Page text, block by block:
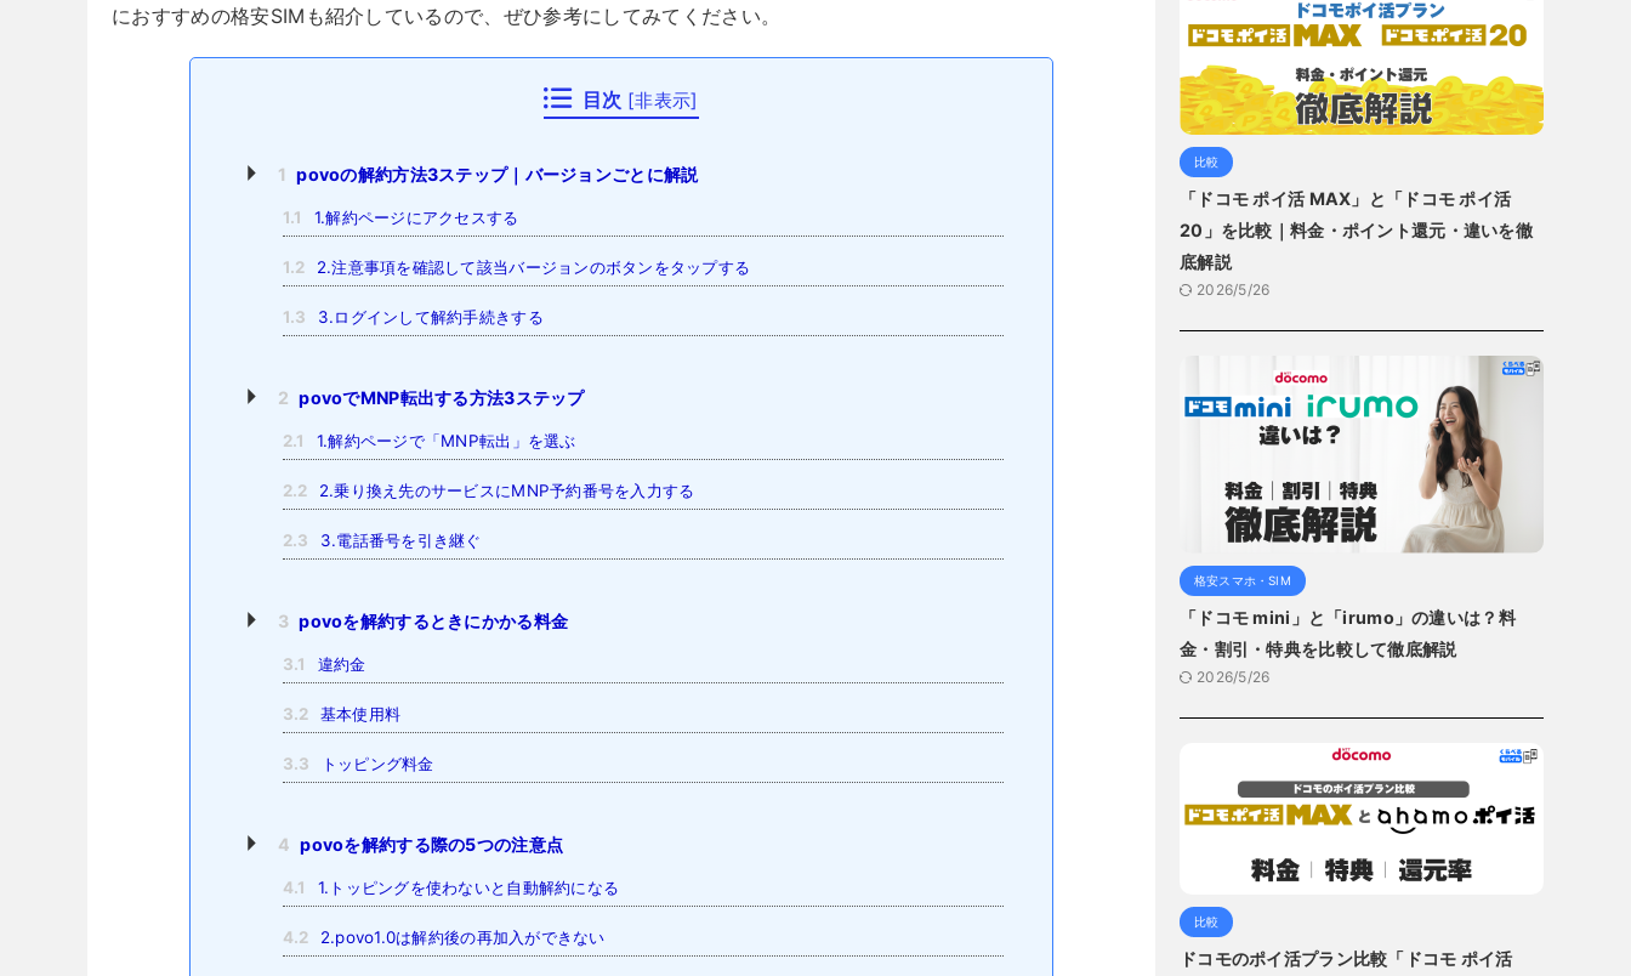
におすすめの格安SIMも紹介しているので、ぜひ参考にしてみてください。
目次 [非表示]
1 povoの解約方法3ステップ｜バージョンごとに解説
1.1 1.解約ページにアクセスする
1.2 2.注意事項を確認して該当バージョンのボタンをタップする
1.3 3.ログインして解約手続きする
2 povoでMNP転出する方法3ステップ
2.1 1.解約ページで「MNP転出」を選ぶ
2.2 2.乗り換え先のサービスにMNP予約番号を入力する
2.3 3.電話番号を引き継ぐ
3 povoを解約するときにかかる料金
3.1 違約金
3.2 基本使用料
3.3 トッピング料金
4 povoを解約する際の5つの注意点
4.1 1.トッピングを使わないと自動解約になる
4.2 2.povo1.0は解約後の再加入ができない
比較
「ドコモ ポイ活 MAX」と「ドコモ ポイ活
20」を比較｜料金・ポイント還元・違いを徹
底解説
2026/5/26
格安スマホ・SIM
「ドコモ mini」と「irumo」の違いは？料
金・割引・特典を比較して徹底解説
2026/5/26
比較
ドコモのポイ活プラン比較「ドコモ ポイ活